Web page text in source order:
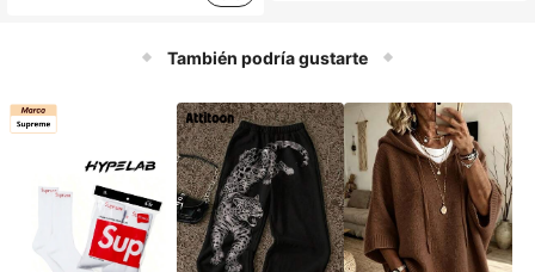
También podría gustarte